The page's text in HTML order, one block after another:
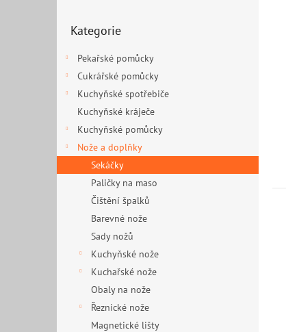
kategorie
Kategorie
Pekařské pomůcky
Cukrářské pomůcky
Kuchyňské spotřebiče
Kuchyňské kráječe
Kuchyňské pomůcky
Nože a doplňky
Sekáčky
Paličky na maso
Čištění špalků
Barevné nože
Sady nožů
Kuchyňské nože
Kuchařské nože
Obaly na nože
Řeznické nože
Magnetické lišty